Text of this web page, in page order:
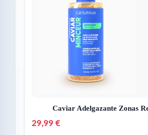
Caviar Adelgazante Zonas
29,99 €